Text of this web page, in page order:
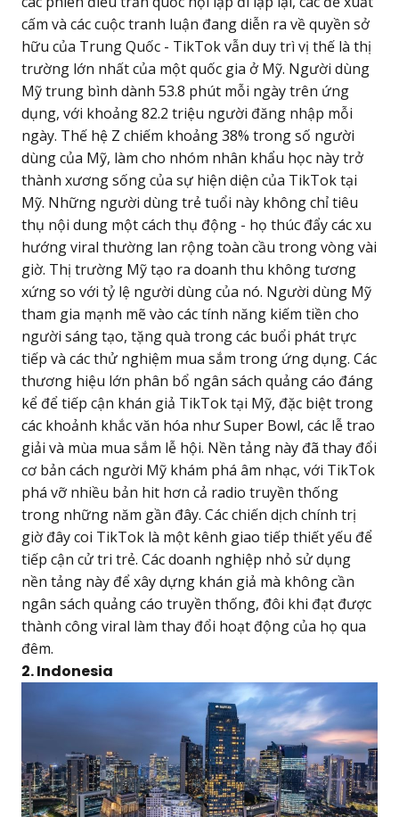
cấm và các cuộc tranh luận đang diễn ra về quyền sở
hữu của Trung Quốc - TikTok vẫn duy trì vị thế là thị
trường lớn nhất của một quốc gia ở Mỹ. Người dùng
Mỹ trung bình dành 53.8 phút mỗi ngày trên ứng
dụng, với khoảng 82.2 triệu người đăng nhập mỗi
ngày. Thế hệ Z chiếm khoảng 38% trong số người
dùng của Mỹ, làm cho nhóm nhân khẩu học này trở
thành xương sống của sự hiện diện của TikTok tại
Mỹ. Những người dùng trẻ tuổi này không chỉ tiêu
thụ nội dung một cách thụ động - họ thúc đẩy các xu
hướng viral thường lan rộng toàn cầu trong vòng vài
giờ. Thị trường Mỹ tạo ra doanh thu không tương
xứng so với tỷ lệ người dùng của nó. Người dùng Mỹ
tham gia mạnh mẽ vào các tính năng kiếm tiền cho
người sáng tạo, tặng quà trong các buổi phát trực
tiếp và các thử nghiệm mua sắm trong ứng dụng. Các
thương hiệu lớn phân bổ ngân sách quảng cáo đáng
kể để tiếp cận khán giả TikTok tại Mỹ, đặc biệt trong
các khoảnh khắc văn hóa như Super Bowl, các lễ trao
giải và mùa mua sắm lễ hội. Nền tảng này đã thay đổi
cơ bản cách người Mỹ khám phá âm nhạc, với TikTok
phá vỡ nhiều bản hit hơn cả radio truyền thống
trong những năm gần đây. Các chiến dịch chính trị
giờ đây coi TikTok là một kênh giao tiếp thiết yếu để
tiếp cận cử tri trẻ. Các doanh nghiệp nhỏ sử dụng
nền tảng này để xây dựng khán giả mà không cần
ngân sách quảng cáo truyền thống, đôi khi đạt được
thành công viral làm thay đổi hoạt động của họ qua
đêm.
2. Indonesia